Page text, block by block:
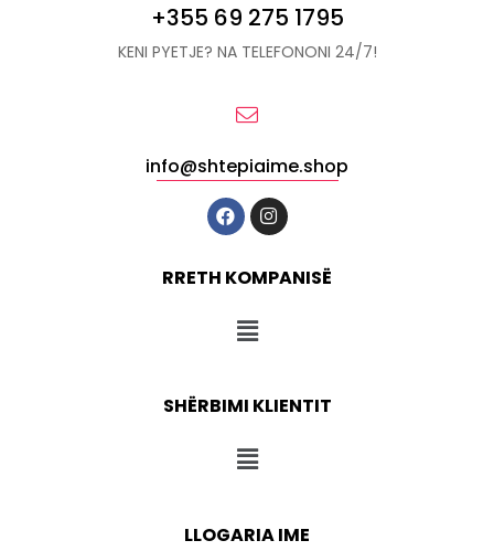
+355 69 275 1795
KENI PYETJE? NA TELEFONONI 24/7!
info@shtepiaime.shop
RRETH KOMPANISË
SHËRBIMI KLIENTIT
LLOGARIA IME